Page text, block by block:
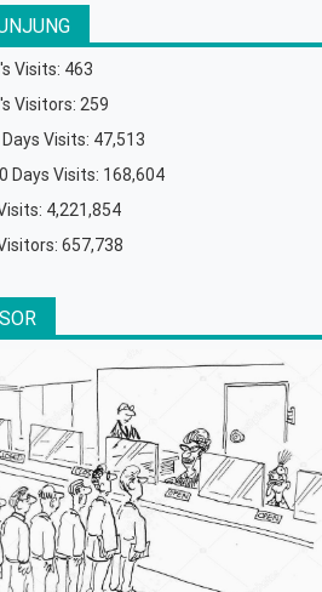
Visits: 463
Visitors: 259
Visits: 47,513
Days Visits: 168,604
4,221,854
657,738